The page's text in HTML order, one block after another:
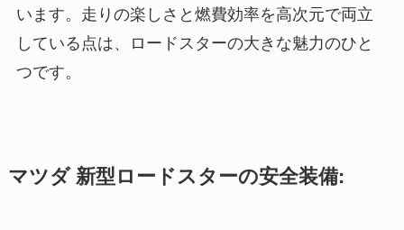
います。走りの楽しさと燃費効率を高次元で両立
している点は、ロードスターの大きな魅力のひと
つです。
マツダ 新型ロードスターの安全装備: